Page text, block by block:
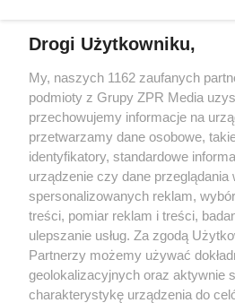
Na działce o powierzchni ok.
powstać budynek o zwartej
m² powierzchni zabudowy),
1 500 użytkowników
Drogi Użytkowniku,
My, naszych 1162 zaufanych
podmioty z Grupy ZPR Media
przechowujemy informacje na
przetwarzamy dane osobowe,
identyfikatory, standardowe
urządzenie czy dane przeglądania
spersonalizowanych reklam,
treści, pomiar reklam i treści,
ulepszanie usług. Za zgodą
Partnerzy możemy używać
geolokalizacyjnych oraz aktywnie
charakterystykę urządzenia do